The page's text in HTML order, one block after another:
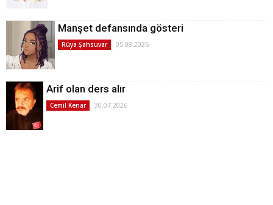
Manşet defansında gösteri
Rüya Şahsuvar 05.08.2026
Arif olan ders alır
Cemil Kenar 30.07.2026